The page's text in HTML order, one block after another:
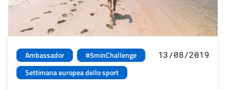
Ambassador
#5minChallenge
Settimana europea dello sport
13/08/2019